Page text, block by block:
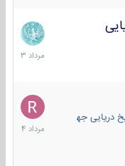
2
مرداد
1403
دریایی جهان
16
مرداد
1404